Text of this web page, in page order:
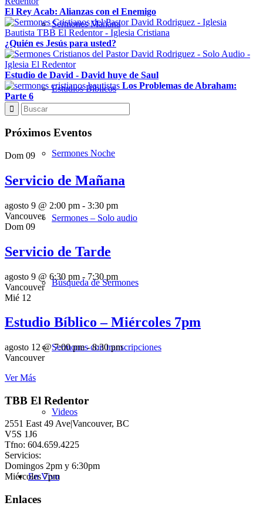
Sermones Mañana
Estudios Bíblicos
Sermones Noche
Sermones – Solo audio
Búsqueda de Sermones
Sermones con transcripciones
Videos
En Vivo
El Rey Acab: Alianzas con el Enemigo
¿Quién es Jesús para usted?
Estudio de David - David huye de Saul
Los Problemas de Abraham:
Parte 6
Próximos Eventos
Dom 09
Servicio de Mañana
agosto 9 @ 2:00 pm - 3:30 pm
Vancouver
Dom 09
Servicio de Tarde
agosto 9 @ 6:30 pm - 7:30 pm
Vancouver
Mié 12
Estudio Bíblico – Miércoles 7pm
agosto 12 @ 7:00 pm-8:30 pm
Vancouver
Ver Más
TBB El Redentor
2551 East 49 Ave|Vancouver, BC
V5S 1J6
Tfno: 604.659.4225
Servicios:
Domingos 2pm y 6:30pm
Miércoles 7pm
Enlaces